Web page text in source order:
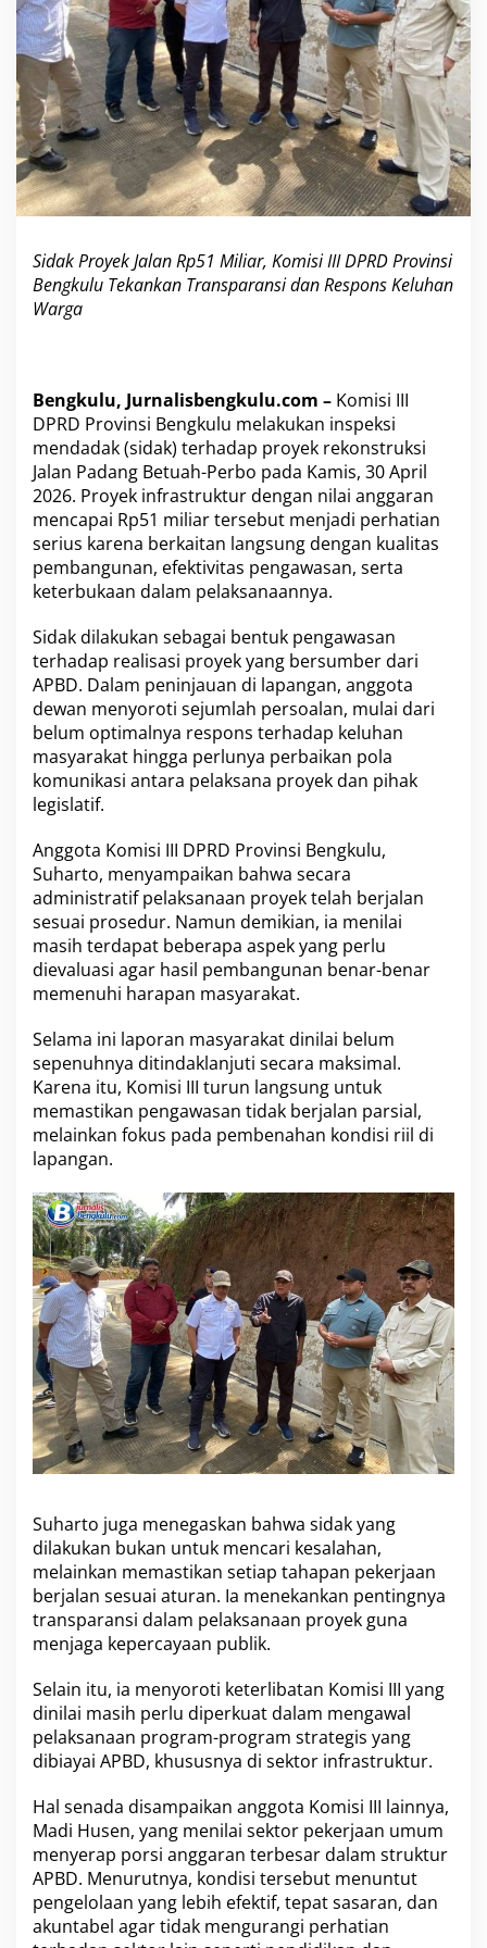
1
M
a
r
,
K
o
m
I
D
P
r
o
v
i
n
s
i
B
g
k
u
l
T
e
k
k
a
n
T
r
a
n
s
p
r
a
n
s
i
d
R
e
s
p
o
n
s
K
e
u
h
a
n
W
g
a
Sidak Proyek Jalan Rp51 Miliar, Komisi III DPRD Provinsi
Bengkulu Tekankan Transparansi dan Respons Keluhan
Warga
Bengkulu, Jurnalisbengkulu.com – Komisi III
DPRD Provinsi Bengkulu melakukan inspeksi
mendadak (sidak) terhadap proyek rekonstruksi
Jalan Padang Betuah-Perbo pada Kamis, 30 April
2026. Proyek infrastruktur dengan nilai anggaran
mencapai Rp51 miliar tersebut menjadi perhatian
serius karena berkaitan langsung dengan kualitas
pembangunan, efektivitas pengawasan, serta
keterbukaan dalam pelaksanaannya.
Sidak dilakukan sebagai bentuk pengawasan
terhadap realisasi proyek yang bersumber dari
APBD. Dalam peninjauan di lapangan, anggota
dewan menyoroti sejumlah persoalan, mulai dari
belum optimalnya respons terhadap keluhan
masyarakat hingga perlunya perbaikan pola
komunikasi antara pelaksana proyek dan pihak
legislatif.
Anggota Komisi III DPRD Provinsi Bengkulu,
Suharto, menyampaikan bahwa secara
administratif pelaksanaan proyek telah berjalan
sesuai prosedur. Namun demikian, ia menilai
masih terdapat beberapa aspek yang perlu
dievaluasi agar hasil pembangunan benar-benar
memenuhi harapan masyarakat.
Selama ini laporan masyarakat dinilai belum
sepenuhnya ditindaklanjuti secara maksimal.
Karena itu, Komisi III turun langsung untuk
memastikan pengawasan tidak berjalan parsial,
melainkan fokus pada pembenahan kondisi riil di
lapangan.
Suharto juga menegaskan bahwa sidak yang
dilakukan bukan untuk mencari kesalahan,
melainkan memastikan setiap tahapan pekerjaan
berjalan sesuai aturan. Ia menekankan pentingnya
transparansi dalam pelaksanaan proyek guna
menjaga kepercayaan publik.
Selain itu, ia menyoroti keterlibatan Komisi III yang
dinilai masih perlu diperkuat dalam mengawal
pelaksanaan program-program strategis yang
dibiayai APBD, khususnya di sektor infrastruktur.
Hal senada disampaikan anggota Komisi III lainnya,
Madi Husen, yang menilai sektor pekerjaan umum
menyerap porsi anggaran terbesar dalam struktur
APBD. Menurutnya, kondisi tersebut menuntut
pengelolaan yang lebih efektif, tepat sasaran, dan
akuntabel agar tidak mengurangi perhatian